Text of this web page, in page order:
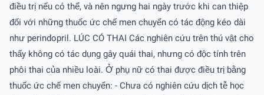
điều trị nếu có thể, và nên ngưng hai ngày trước khi can thiệp
đối với những thuốc ức chế men chuyển có tác động kéo dài
như perindopril. LÚC CÓ THAI Các nghiên cứu trên thú vật cho
thấy không có tác dụng gây quái thai, nhưng có độc tính trên
phôi thai của nhiều loài. Ở phụ nữ có thai được điều trị bằng
thuốc ức chế men chuyển: - Chưa có nghiên cứu dịch tễ học